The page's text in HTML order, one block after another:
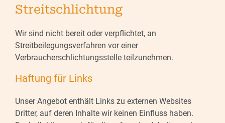
Streitschlichtung
Wir sind nicht bereit oder verpflichtet, an
Streitbeilegungsverfahren vor einer
Verbraucherschlichtungsstelle teilzunehmen.
Haftung für Links
Unser Angebot enthält Links zu externen Websites
Dritter, auf deren Inhalte wir keinen Einfluss haben.